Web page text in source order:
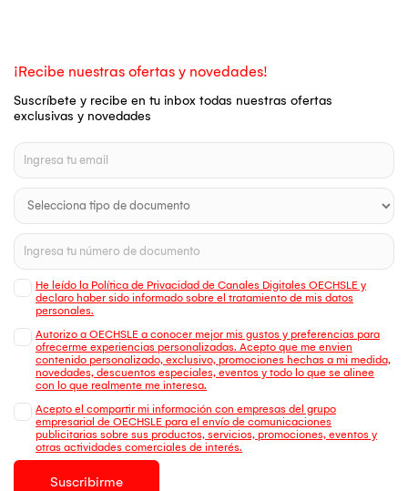
¡Recibe nuestras ofertas y novedades!
Suscríbete y recibe en tu inbox todas nuestras ofertas
exclusivas y novedades
He leído la Política de Privacidad de Canales Digitales OECHSLE y
declaro haber sido informado sobre el tratamiento de mis datos
personales.
Autorizo a OECHSLE a conocer mejor mis gustos y preferencias para
ofrecerme experiencias personalizadas. Acepto que me envien
contenido personalizado, exclusivo, promociones hechas a mi medida,
novedades, descuentos especiales, eventos y todo lo que se alinee
con lo que realmente me interesa.
Acepto el compartir mi información con empresas del grupo
empresarial de OECHSLE para el envío de comunicaciones
publicitarias sobre sus productos, servicios, promociones, eventos y
otras actividades comerciales de interés.
Suscribirme